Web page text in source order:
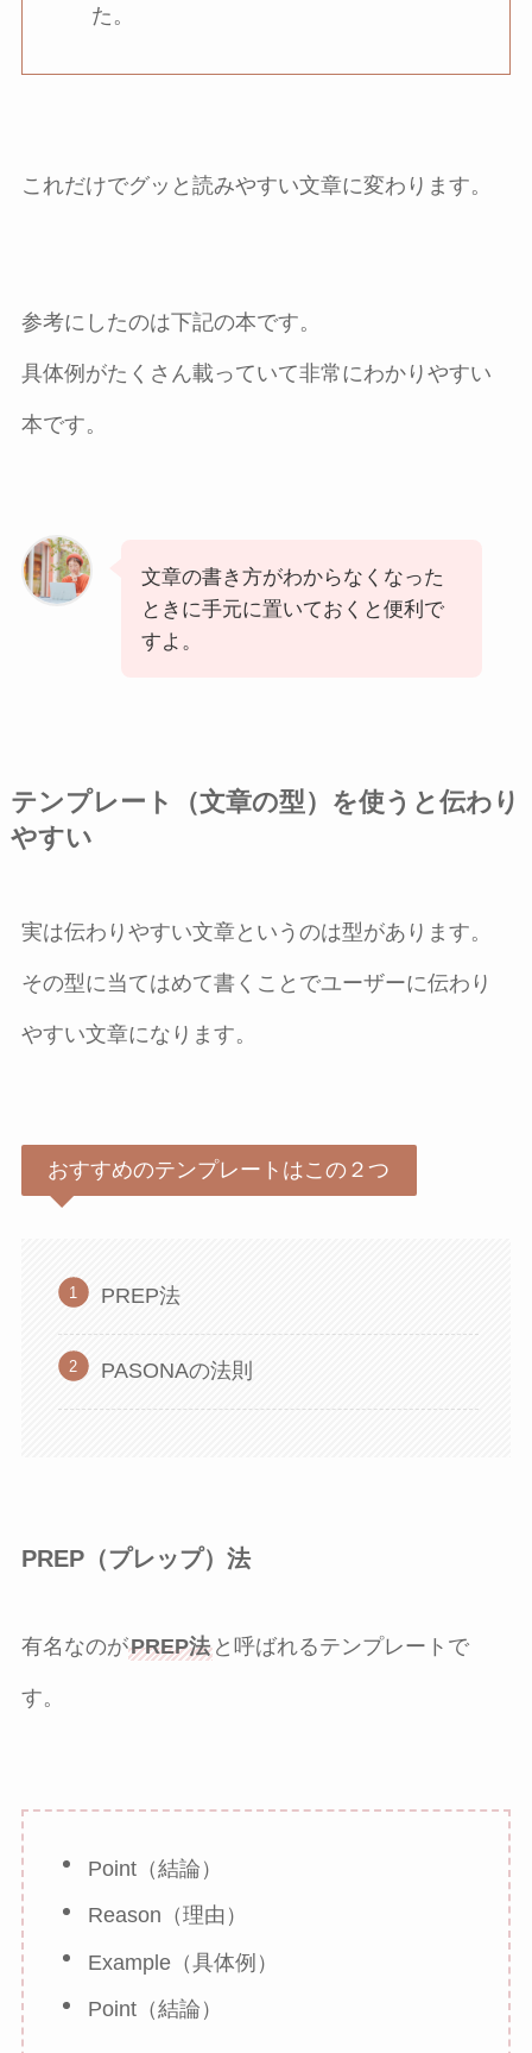
た。
これだけでグッと読みやすい文章に変わります。
参考にしたのは下記の本です。
具体例がたくさん載っていて非常にわかりやすい
本です。
文章の書き方がわからなくなった
ときに手元に置いておくと便利で
すよ。
テンプレート（文章の型）を使うと伝わり
やすい
実は伝わりやすい文章というのは型があります。
その型に当てはめて書くことでユーザーに伝わり
やすい文章になります。
おすすめのテンプレートはこの２つ
PREP法
PASONAの法則
PREP（プレップ）法
有名なのがPREP法と呼ばれるテンプレートで
す。
Point（結論）
Reason（理由）
Example（具体例）
Point（結論）